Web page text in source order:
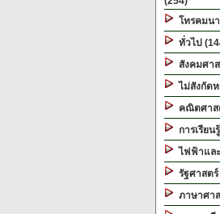
โทรคมน
ทั่วไป
สังคมศา
ไม่สังกัด
คณิตศาส
การเรียน
ไฟฟ้าแล
รัฐศาสตร์
ภาษาศา